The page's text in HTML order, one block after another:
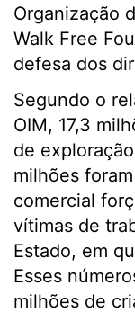
Organização
Walk Free
defesa dos
Segundo o
OIM, 17,3
de
milhões
comercial
vítimas de
Estado, em
Esses
milhões de